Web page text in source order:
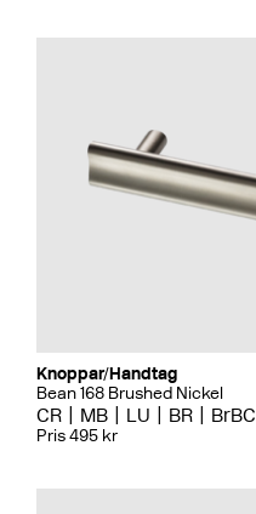
Knoppar/Handtag
Bean 168 Brushed Nickel
CR MB LU BR BrBC
Pris 495 kr